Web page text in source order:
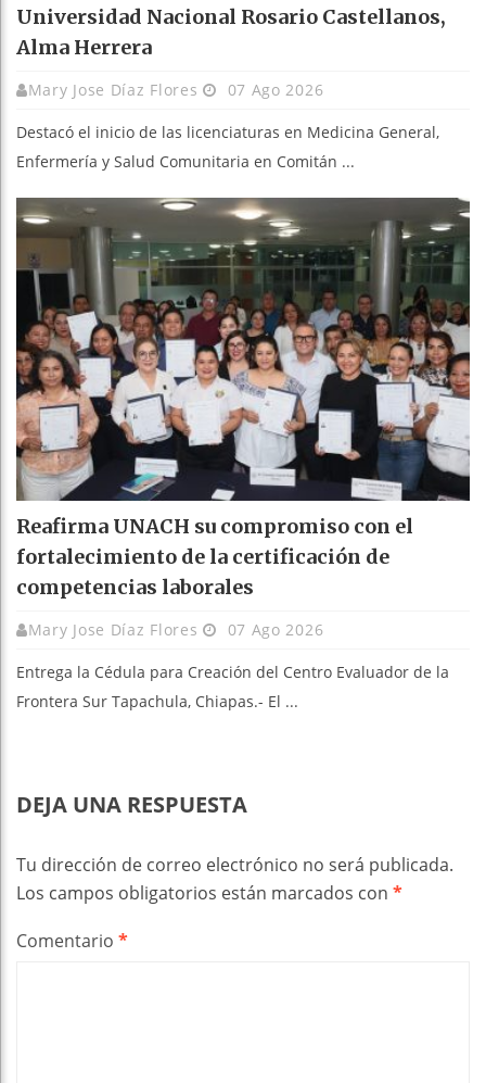
Universidad Nacional Rosario Castellanos,
Alma Herrera
Mary Jose Díaz Flores 07 Ago 2026
Destacó el inicio de las licenciaturas en Medicina General,
Enfermería y Salud Comunitaria en Comitán ...
Reafirma UNACH su compromiso con el
fortalecimiento de la certificación de
competencias laborales
Mary Jose Díaz Flores 07 Ago 2026
Entrega la Cédula para Creación del Centro Evaluador de la
Frontera Sur Tapachula, Chiapas.- El ...
DEJA UNA RESPUESTA
Tu dirección de correo electrónico no será publicada.
Los campos obligatorios están marcados con *
Comentario *